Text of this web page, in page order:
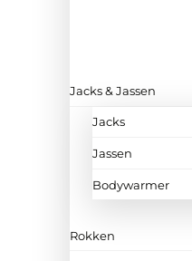
Jacks & Jassen
Jacks
Jassen
Bodywarmer
Rokken